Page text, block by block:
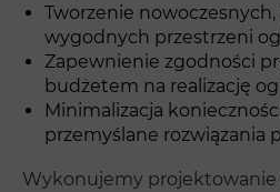
Tworzenie
wygodnych przestrzeni
Zapewnienie zgodności
budżetem na realizację
Minimalizacja
przemyślane rozwiązania
Wykonujemy